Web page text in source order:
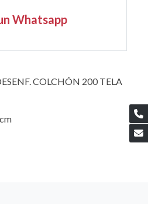
Whatsapp
COLCHÓN 200 TELA